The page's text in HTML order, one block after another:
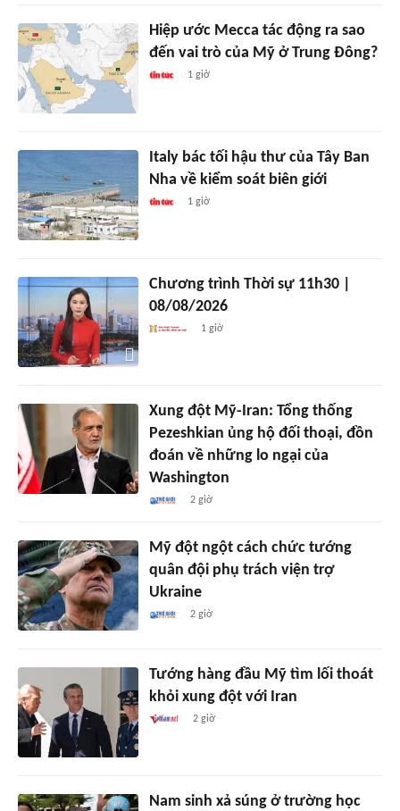
Hiệp ước Mecca tác động ra sao
đến vai trò của Mỹ ở Trung Đông?
1 giờ
Italy bác tối hậu thư của Tây Ban
Nha về kiểm soát biên giới
1 giờ
Chương trình Thời sự 11h30 |
08/08/2026
1 giờ
Xung đột Mỹ-Iran: Tổng thống
Pezeshkian ủng hộ đối thoại, đồn
đoán về những lo ngại của
Washington
2 giờ
Mỹ đột ngột cách chức tướng
quân đội phụ trách viện trợ
Ukraine
2 giờ
Tướng hàng đầu Mỹ tìm lối thoát
khỏi xung đột với Iran
2 giờ
Nam sinh xả súng ở trường học